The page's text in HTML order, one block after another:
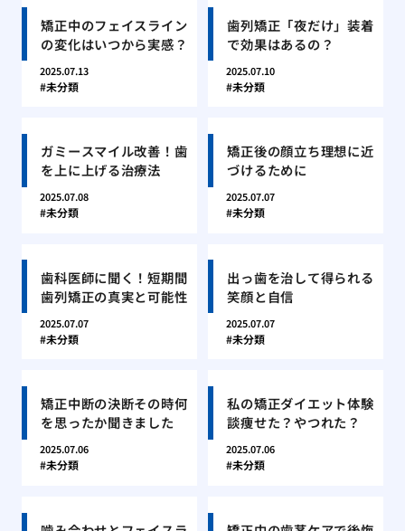
矯正中のフェイスライン
の変化はいつから実感？
2025.07.13
未分類
歯列矯正「夜だけ」装着
で効果はあるの？
2025.07.10
未分類
ガミースマイル改善！歯
を上に上げる治療法
2025.07.08
未分類
矯正後の顔立ち理想に近
づけるために
2025.07.07
未分類
歯科医師に聞く！短期間
歯列矯正の真実と可能性
2025.07.07
未分類
出っ歯を治して得られる
笑顔と自信
2025.07.07
未分類
矯正中断の決断その時何
を思ったか聞きました
2025.07.06
未分類
私の矯正ダイエット体験
談痩せた？やつれた？
2025.07.06
未分類